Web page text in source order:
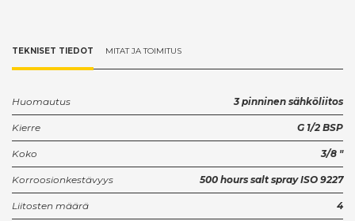
TEKNISET TIEDOT MITAT JA TOIMITUS
Huomautus 3 pinninen sähköliitos
Kierre G 1/2 BSP
Koko 3/8 "
Korroosionkestävyys 500 hours salt spray ISO 9227
Liitosten määrä 4